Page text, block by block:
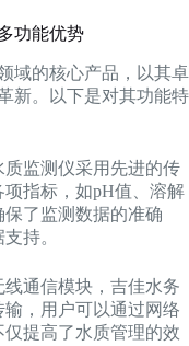
功能优势
域的核心产品，以其卓
新。以下是对其功能特
质监测仪采用先进的传
指标，如pH值、溶解
了监测数据的准确
持。
线通信模块，吉佳水务
，用户可以通过网络
提高了水质管理的效